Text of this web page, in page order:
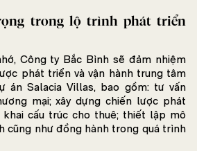
trong lộ trình phát triển
Công ty Bắc Bình sẽ đảm nhiệm
phát triển và vận hành trung tâm
án Salacia Villas, bao gồm: tư vấn
mại; xây dựng chiến lược phát
cấu trúc cho thuê; thiết lập mô
cũng như đồng hành trong quá trình